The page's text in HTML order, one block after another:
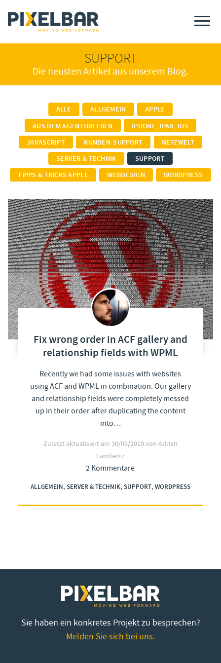
SUPPORT
Die neusten Artikel aus unserem Blog.
ALLE ALLGEMEIN
APPLE
AUS DEM AGENTURLEBEN
IPHONE, IPAD, IOS
JAVASCRIPT
KUNDEN-SUPPORT
NETZWELT
SERVER & TECHNIK
SUPPORT
TIPPS & TRICKS APPLE
WEBDESIGN WORDPRESS
Fix wrong order in ACF gallery and
relationship fields with WPML
Recently we had some issues with websites
using ACF and WPML in combination. Our gallery
and relationship fields were completely messed
up in their order after duplicating the content
into…
Zuletzt aktualisiert am 30/09/2019 von Adrian
Lambertz
2 Kommentare
ALLGEMEIN, SERVER & TECHNIK, SUPPORT, WORDPRESS
Sie haben ein konkretes Projekt zu besprechen?
Melden Sie sich bei uns.